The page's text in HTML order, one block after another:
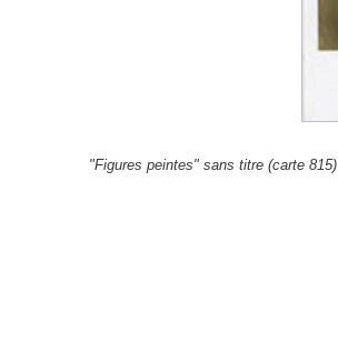
"Figures peintes" sans titre (carte 815)